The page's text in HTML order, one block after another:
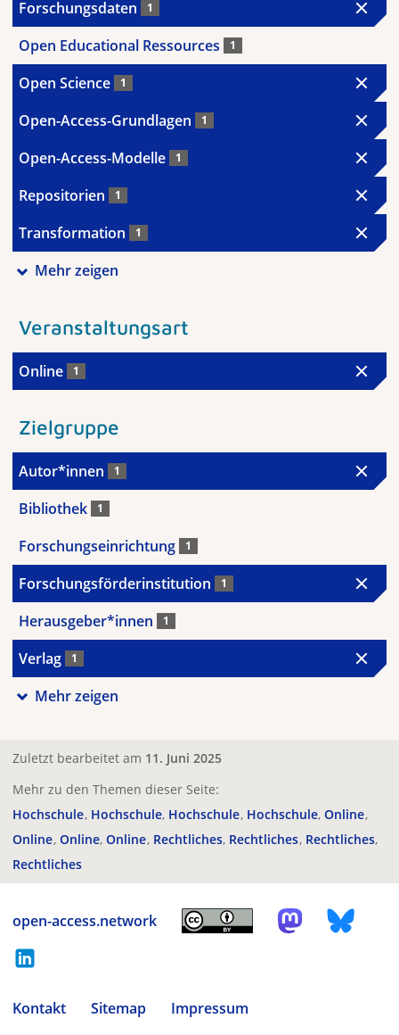
Forschungsdaten 1
Open Educational Ressources 1
Open Science 1
Open-Access-Grundlagen 1
Open-Access-Modelle 1
Repositorien 1
Transformation 1
Mehr zeigen
Veranstaltungsart
Online 1
Zielgruppe
Autor*innen 1
Bibliothek 1
Forschungseinrichtung 1
Forschungsförderinstitution 1
Herausgeber*innen 1
Verlag 1
Mehr zeigen
Zuletzt bearbeitet am 11. Juni 2025
Mehr zu den Themen dieser Seite:
Hochschule Hochschule Hochschule Hochschule Online
Online Online Online Rechtliches Rechtliches Rechtliches
Rechtliches
open-access.network
Kontakt Sitemap
Impressum